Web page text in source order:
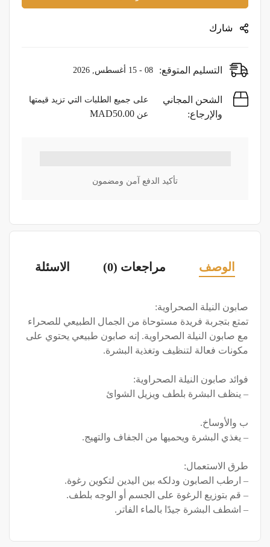
شارك
التسليم المتوقع: 08 - 15 أغسطس, 2026
الشحن المجاني
والإرجاع:
على جميع الطلبات التي تزيد قيمتها
عن
MAD50.00
تأكيد الدفع آمن ومضمون
الوصف مراجعات (0) الاسئلة
صابون النيلة الصحراوية:
تمتع بتجربة فريدة مستوحاة من الجمال الطبيعي للصحراء
مع صابون النيلة الصحراوية. إنه صابون طبيعي يحتوي على
مكونات فعالة لتنظيف وتغذية البشرة.
فوائد صابون النيلة الصحراوية:
– ينظف البشرة بلطف ويزيل الشوائ
ب والأوساخ.
– يغذي البشرة ويحميها من الجفاف والتهيج.
طرق الاستعمال:
– ارطب الصابون ودلكه بين اليدين لتكوين رغوة.
– قم بتوزيع الرغوة على الجسم أو الوجه بلطف.
– اشطف البشرة جيدًا بالماء الفاتر.